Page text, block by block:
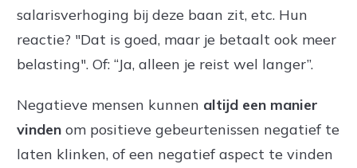
salarisverhoging bij deze baan zit, etc. Hun
reactie? "Dat is goed, maar je betaalt ook meer
belasting". Of: “Ja, alleen je reist wel langer”.
Negatieve mensen kunnen altijd een manier
vinden om positieve gebeurtenissen negatief te
laten klinken, of een negatief aspect te vinden